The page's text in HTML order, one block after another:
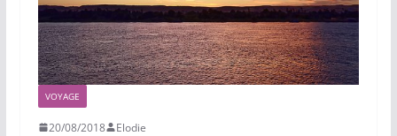
VOYAGE
20/08/2018 Elodie